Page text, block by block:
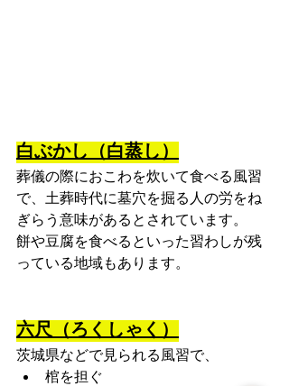
白ぶかし（白蒸し）
葬儀の際におこわを炊いて食べる風習
で、土葬時代に墓穴を掘る人の労をね
ぎらう意味があるとされています。
餅や豆腐を食べるといった習わしが残
っている地域もあります。
六尺（ろくしゃく）
茨城県などで見られる風習で、
棺を担ぐ